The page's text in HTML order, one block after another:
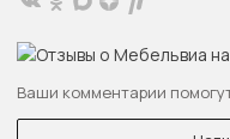
Ваши комментарии